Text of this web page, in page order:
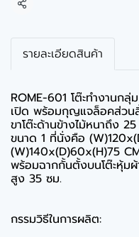
แชร์
รายละเอียดสินค้า
ROME-601 โต๊ะทำงานก
เปิด พร้อมกุญแจล็อคส่วน
ขาโต๊ะด้านข้างไม้หนาถึง
ขนาด 1 ที่นั่งคือ
(W)140x(D)60x(H)75
พร้อมฉากกั้นตั้งบนโต๊ะหุ้มผ้
สูง 35 ซม.
กรรมวิธีในการผลิต: